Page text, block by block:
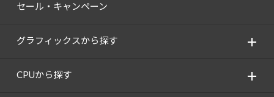
セール・キャンペーン
グラフィックスから探す
CPUから探す